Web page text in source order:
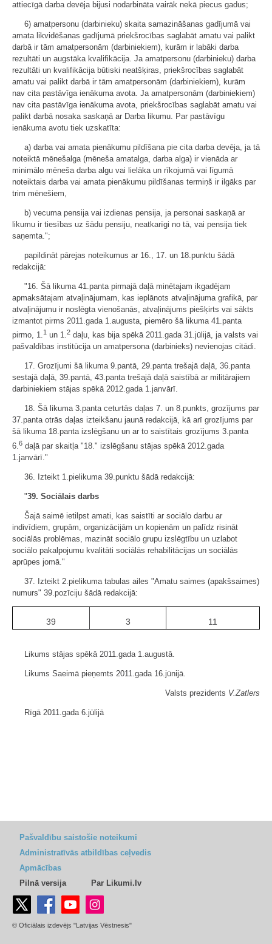
attiecīgā darba devēja bijusi nodarbināta vairāk nekā piecus gadus;
6) amatpersonu (darbinieku) skaita samazināšanas gadījumā vai
amata likvidēšanas gadījumā priekšrocības saglabāt amatu vai palikt
darbā ir tām amatpersonām (darbiniekiem), kurām ir labāki darba
rezultāti un augstāka kvalifikācija. Ja amatpersonu (darbinieku) darba
rezultāti un kvalifikācija būtiski neatšķiras, priekšrocības saglabāt
amatu vai palikt darbā ir tām amatpersonām (darbiniekiem), kurām
nav cita pastāvīga ienākuma avota. Ja amatpersonām (darbiniekiem)
nav cita pastāvīga ienākuma avota, priekšrocības saglabāt amatu vai
palikt darbā nosaka saskaņā ar Darba likumu. Par pastāvīgu
ienākuma avotu tiek uzskatīta:
a) darba vai amata pienākumu pildīšana pie cita darba devēja, ja tā
noteiktā mēnešalga (mēneša amatalga, darba alga) ir vienāda ar
minimālo mēneša darba algu vai lielāka un rīkojumā vai līgumā
noteiktais darba vai amata pienākumu pildīšanas termiņš ir ilgāks par
trim mēnešiem,
b) vecuma pensija vai izdienas pensija, ja personai saskaņā ar
likumu ir tiesības uz šādu pensiju, neatkarīgi no tā, vai pensija tiek
saņemta.";
papildināt pārejas noteikumus ar 16., 17. un 18.punktu šādā
redakcijā:
"16. Šā likuma 41.panta pirmajā daļā minētajam ikgadējam
apmaksātajam atvaļinājumam, kas ieplānots atvaļinājuma grafikā, par
atvaļinājumu ir noslēgta vienošanās, atvaļinājums piešķirts vai sākts
izmantot pirms 2011.gada 1.augusta, piemēro šā likuma 41.panta
pirmo, 1.1 un 1.2 daļu, kas bija spēkā 2011.gada 31.jūlijā, ja valsts vai
pašvaldības institūcija un amatpersona (darbinieks) nevienojas citādi.
17. Grozījumi šā likuma 9.pantā, 29.panta trešajā daļā, 36.panta
sestajā daļā, 39.pantā, 43.panta trešajā daļā saistībā ar militārajiem
darbiniekiem stājas spēkā 2012.gada 1.janvārī.
18. Šā likuma 3.panta ceturtās daļas 7. un 8.punkts, grozījums par
37.panta otrās daļas izteikšanu jaunā redakcijā, kā arī grozījums par
šā likuma 18.panta izslēgšanu un ar to saistītais grozījums 3.panta
6. 6 daļā par skaitļa "18." izslēgšanu stājas spēkā 2012.gada
1.janvārī."
36. Izteikt 1.pielikuma 39.punktu šādā redakcijā:
"39. Sociālais darbs
Šajā saimē ietilpst amati, kas saistīti ar sociālo darbu ar
indivīdiem, grupām, organizācijām un kopienām un palīdz risināt
sociālās problēmas, mazināt sociālo grupu izslēgtību un uzlabot
sociālo pakalpojumu kvalitāti sociālās rehabilitācijas un sociālās
aprūpes jomā."
37. Izteikt 2.pielikuma tabulas ailes "Amatu saimes (apakšsaimes)
numurs" 39.pozīciju šādā redakcijā:
39 3 11
Likums stājas spēkā 2011.gada 1.augustā.
Likums Saeimā pieņemts 2011.gada 16.jūnijā.
Valsts prezidents V.Zatlers
Rīgā 2011.gada 6.jūlijā
Pašvaldību saistošie noteikumi
Administratīvās atbildības ceļvedis
Apmācības
Pilnā versija
Par Likumi.lv
© Oficiālais izdevējs "Latvijas Vēstnesis"